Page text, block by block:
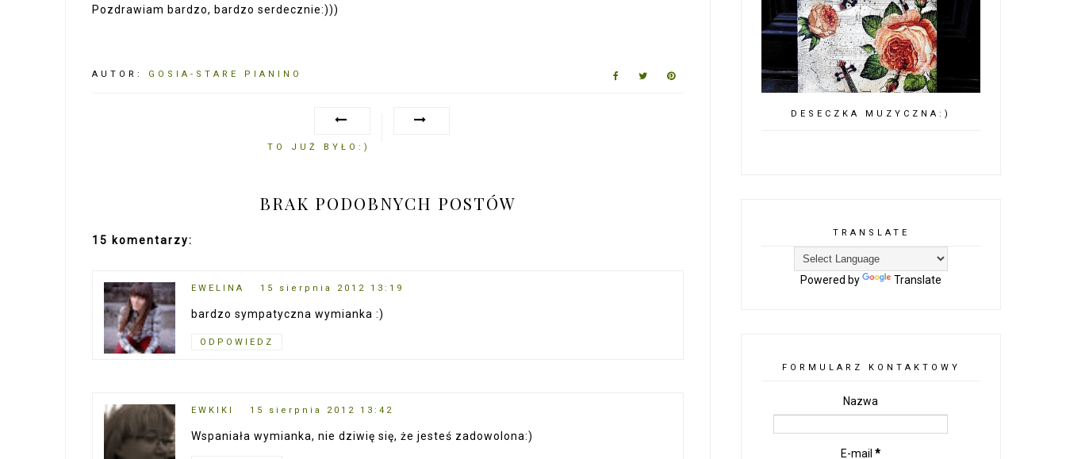
Pozdrawiam bardzo, bardzo serdecznie:)))
AUTOR: GOSIA-STARE PIANINO
TO JUŻ BYŁO:)
BRAK PODOBNYCH POSTÓW
15 komentarzy:
EWELINA 15 sierpnia 2012 13:19
bardzo sympatyczna wymianka :)
ODPOWIEDZ
EWKIKI 15 sierpnia 2012 13:42
Wspaniała wymianka, nie dziwię się, że jesteś zadowolona:)
DESECZKA MUZYCZNA:)
TRANSLATE
Powered by Translate
FORMULARZ KONTAKTOWY
Nazwa
E-mail *